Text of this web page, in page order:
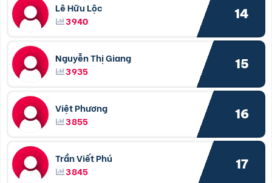
Lê Hữu Lộc
3940
14
Nguyễn Thị Giang
3935
15
Việt Phương
3855
16
Trần Viết Phú
3845
17